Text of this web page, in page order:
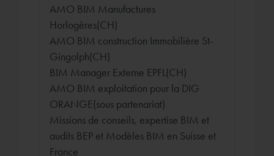
AMO BIM Manufactures
Horlogères(CH)
AMO BIM construction Immobilière St-
Gingolph(CH)
BIM Manager Externe EPFL(CH)
AMO BIM exploitation pour la DIG
ORANGE(sous partenariat)
Missions de conseils, expertise BIM et
audits BEP et Modèles BIM en Suisse et
France